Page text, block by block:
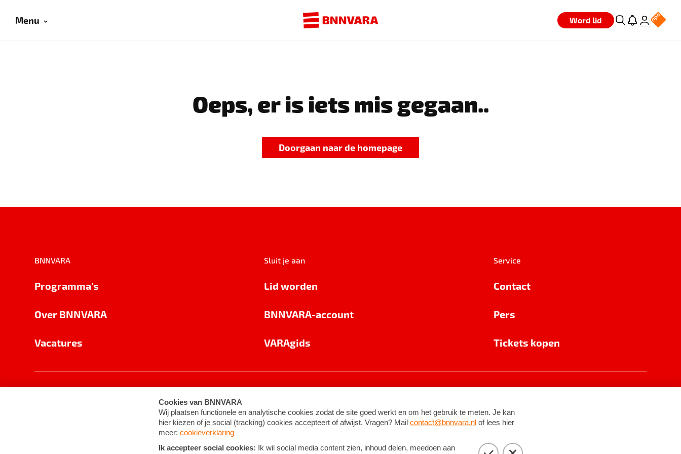
Menu Word lid
Oeps, er is iets mis gegaan..
Doorgaan naar de homepage
BNNVARA
Programma's
Over BNNVARA
Vacatures
Sluit je aan
Lid worden
BNNVARA-account
VARAgids
Service
Contact
Pers
Tickets kopen
Cookie-instellingen Algemene voorwaarden ©2026BNNVARA